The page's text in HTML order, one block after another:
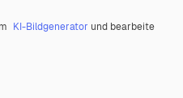
KI-Bildgenerator und bearbeite